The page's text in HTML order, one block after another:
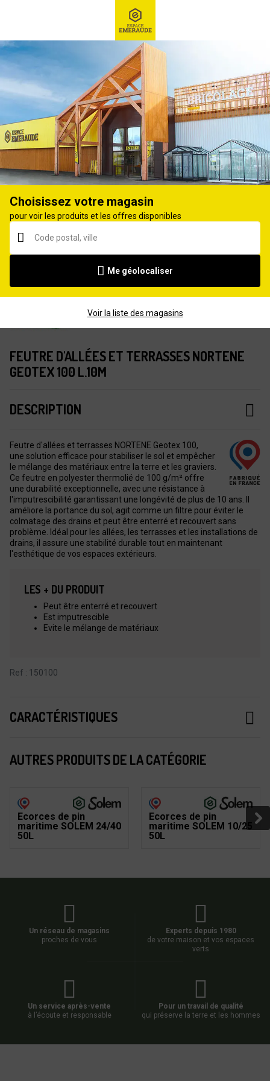
Ex : Robot tondeuse, ...
Toile de paillage, paillis, écorce
FEUTRE D'ALLÉES ET TERRASSES NORTENE
GEOTEX 100 L.10M
DESCRIPTION
Feutre d'allées et terrasses NORTENE Geotex 100,
une solution efficace pour stabiliser le sol et empêcher
le mélange des matériaux entre la terre et les graviers.
Ce feutre en polyester thermolié de 100 g/m² offre
une durabilité exceptionnelle, avec une résistance à
l'imputrescibilité garantissant une longévité de plus de 10 ans. Il
améliore la portance du sol, agit comme un filtre pour éviter le
colmatage des drains et peut être enterré et recouvert sans
problème. Idéal pour les allées, les terrasses et les installations de
drains, il assure une stabilité durable tout en maintenant
l'esthétique de vos espaces extérieurs.
LES + DU PRODUIT
Peut être enterré et recouvert
Est imputrescible
Evite le mélange de matériaux
Ref : 150100
CARACTÉRISTIQUES
AUTRES PRODUITS DE LA CATÉGORIE
Ecorces de pin
maritime SOLEM 24/40
50L
Ecorces de pin
maritime SOLEM 10/25
50L
Un réseau de magasins
proches de vous
Experts depuis 1980
de votre maison et vos espaces
verts
Un service après-vente
à l’écoute et responsable
Pour un travail de qualité
qui préserve la terre et les hommes
Choisissez votre magasin
pour voir les produits et les offres disponibles
Me géolocaliser
Voir la liste des magasins